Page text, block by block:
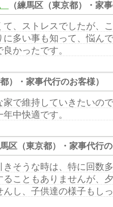
（練馬区（東京都）・家
、ストレスでしたが、
多い事も知って、悩ん
かったです。
）・家事代行のお客様）
で維持していきたいの
中快適です。
馬区（東京都）・家事代行の
そうな時は、特に回数
こともありませんが、
し、子供達の様子もし